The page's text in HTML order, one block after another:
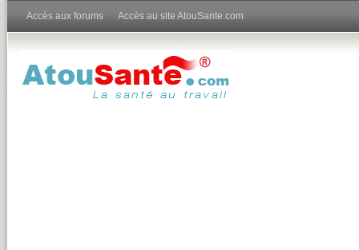
Accès aux forums Accès au site AtouSante.com